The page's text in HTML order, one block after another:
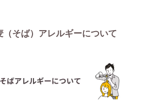
そば）アレルギーについて